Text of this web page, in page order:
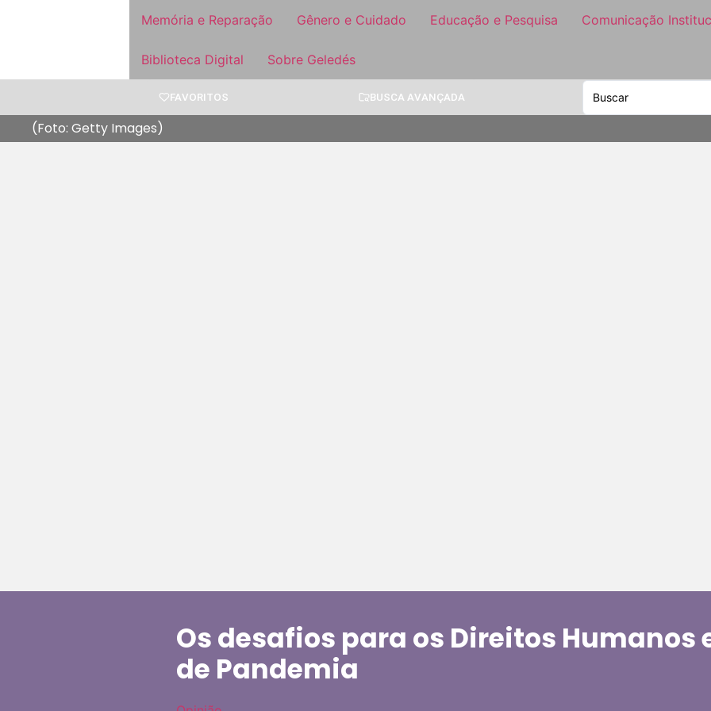
Memória e Reparação Gênero e Cuidado Educação e Pesquisa Comunicação
Biblioteca Digital Sobre Geledés
FAVORITOS BUSCA AVANÇADA
(Foto: Getty Images)
Os desafios para os Direitos Humanos
de Pandemia